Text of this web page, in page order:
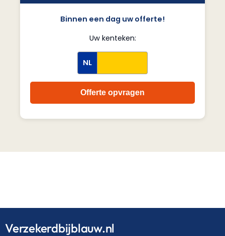
Binnen een dag uw offerte!
Uw kenteken:
NL
Offerte opvragen
Verzekerdbijblauw.nl